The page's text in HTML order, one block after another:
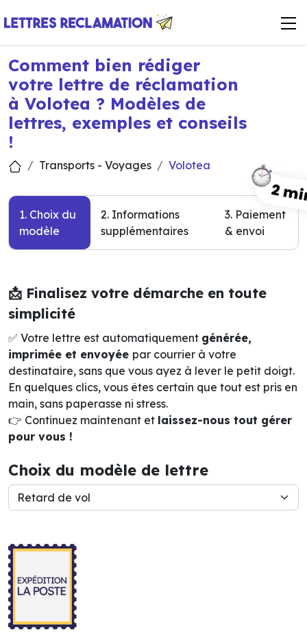
Comment bien rédiger
votre lettre de réclamation
à Volotea ? Modèles de
lettres, exemples et conseils
!
Transports - Voyages Volotea
1. Choix du
modèle
2. Informations
supplémentaires
3. Paiement
& envoi
📩 Finalisez votre démarche en toute
simplicité
✅ Votre lettre est automatiquement générée,
imprimée et envoyée par courrier à votre
destinataire, sans que vous ayez à lever le petit doigt.
En quelques clics, vous êtes certain que tout est pris en
main, sans paperasse ni stress.
👉 Continuez maintenant et laissez-nous tout gérer
pour vous !
Choix du modèle de lettre